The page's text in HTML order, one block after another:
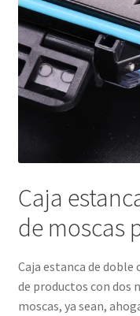
Caja
de moscas
Caja estanca de
de productos con dos
moscas, ya sean,